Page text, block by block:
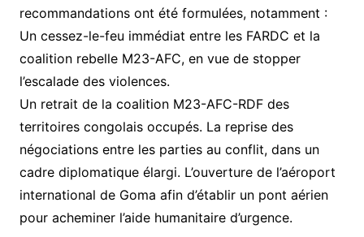
recommandations ont été formulées, notamment :
Un cessez-le-feu immédiat entre les FARDC et la
coalition rebelle M23-AFC, en vue de stopper
l’escalade des violences.
Un retrait de la coalition M23-AFC-RDF des
territoires congolais occupés. La reprise des
négociations entre les parties au conflit, dans un
cadre diplomatique élargi. L’ouverture de l’aéroport
international de Goma afin d’établir un pont aérien
pour acheminer l’aide humanitaire d’urgence.